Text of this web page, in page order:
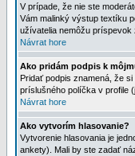
V prípade, že nie ste
Vám malinký výstup textíku
užívatelia nemôžu príspevok
Návrat hore
Ako pridám podpis k
Pridať podpis znamená, že
príslušného políčka v profile
Návrat hore
Ako vytvorím hlasovanie?
Vytvorenie hlasovania je
ankety). Mali by ste zadať